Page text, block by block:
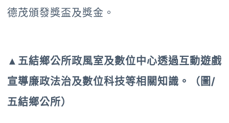
德茂頒發獎盃及獎金。
▲五結鄉公所政風室及數位中心透過互動遊戲
宣導廉政法治及數位科技等相關知識。（圖/
五結鄉公所）